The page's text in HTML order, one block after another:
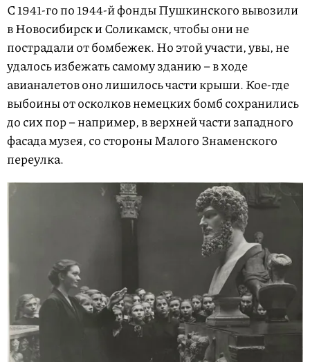
С 1941-го по 1944-й фонды Пушкинского вывозили
в Новосибирск и Соликамск, чтобы они не
пострадали от бомбежек. Но этой участи, увы, не
удалось избежать самому зданию – в ходе
авианалетов оно лишилось части крыши. Кое-где
выбоины от осколков немецких бомб сохранились
до сих пор – например, в верхней части западного
фасада музея, со стороны Малого Знаменского
переулка.